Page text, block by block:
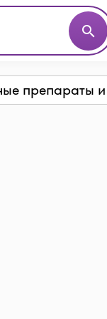
search
препараты